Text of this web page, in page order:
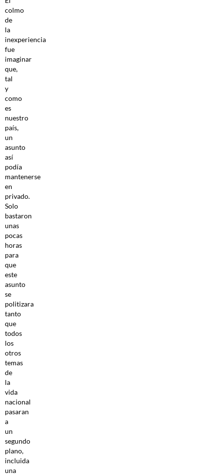
colmo
de
la
inexperiencia
fue
imaginar
que,
tal
y
como
es
nuestro
país,
un
asunto
así
podía
mantenerse
en
privado.
Solo
bastaron
unas
pocas
horas
para
que
este
asunto
se
politizara
tanto
que
todos
los
otros
temas
de
la
vida
nacional
pasaran
a
un
segundo
plano,
incluida
una